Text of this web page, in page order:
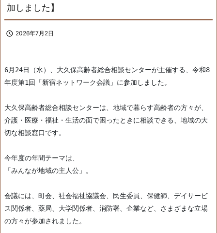
加しました】
 2026年7月2日
6月24日（水）、大久保高齢者総合相談センターが主催する、令和8
年度第1回「新宿ネットワーク会議」に参加しました。
大久保高齢者総合相談センターは、地域で暮らす高齢者の方々が、
介護・医療・福祉・生活の面で困ったときに相談できる、地域の大
切な相談窓口です。
今年度の年間テーマは、
「みんなが地域の主人公」。
会議には、町会、社会福祉協議会、民生委員、保健師、デイサービ
ス関係者、薬局、大学関係者、消防署、企業など、さまざまな立場
の方々が参加されました。